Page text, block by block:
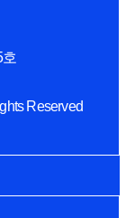
Reserved